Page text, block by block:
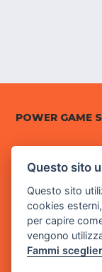
POWER GAME
via Villaggio dei
Sede
via Industriale,
Partita iva
Questo sito
Questo sito
cookies
per capire
vengono
Fammi